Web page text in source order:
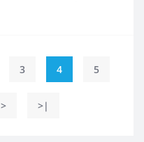
3 4 5
> >|